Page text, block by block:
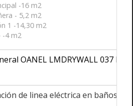
-16 m2
- 5,2 m2
1 -14,30 m2
-4 m2
OANEL LMDRYWALL 037 DE
de linea eléctrica en baños.